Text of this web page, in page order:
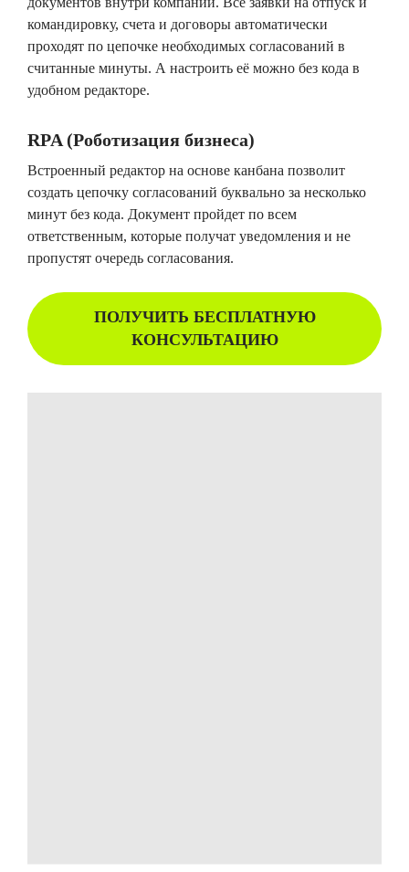
командировку, счета и договоры автоматически
проходят по цепочке необходимых согласований в
считанные минуты. А настроить её можно без кода в
удобном редакторе.
RPA (Роботизация бизнеса)
Встроенный редактор на основе канбана позволит
создать цепочку согласований буквально за несколько
минут без кода. Документ пройдет по всем
ответственным, которые получат уведомления и не
пропустят очередь согласования.
ПОЛУЧИТЬ БЕСПЛАТНУЮ
КОНСУЛЬТАЦИЮ